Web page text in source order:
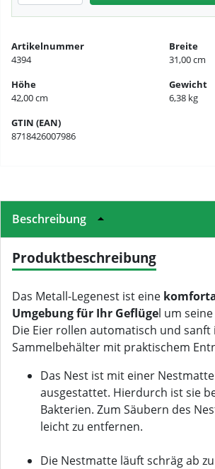
Artikelnummer
4394
Breite
31,00 cm
Höhe
42,00 cm
Gewicht
6,38 kg
GTIN (EAN)
8718426007986
Beschreibung
Produktbeschreibung
Das Metall-Legenest ist eine
Umgebung für Ihr Geflügel um
Die Eier rollen automatisch und sanft
Sammelbehälter mit praktischem
Das Nest ist mit einer
ausgestattet. Hierdurch ist sie
Bakterien. Zum Säubern des
leicht zu entfernen.
Die Nestmatte läuft schräg ab